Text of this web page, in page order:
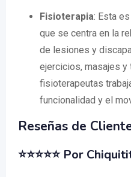
Fisioterapia: Esta
que se centra en la
de lesiones y
ejercicios, masajes
fisioterapeutas
funcionalidad y el
Reseñas de
⭐⭐⭐⭐⭐ Por